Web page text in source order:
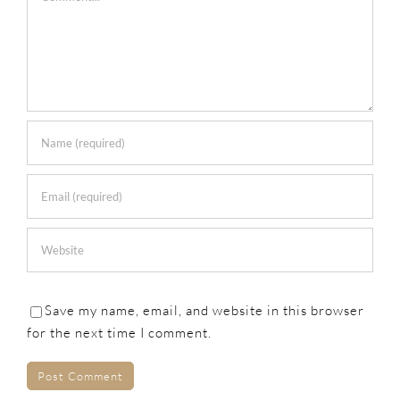
Save my name, email, and website in this browser
for the next time I comment.